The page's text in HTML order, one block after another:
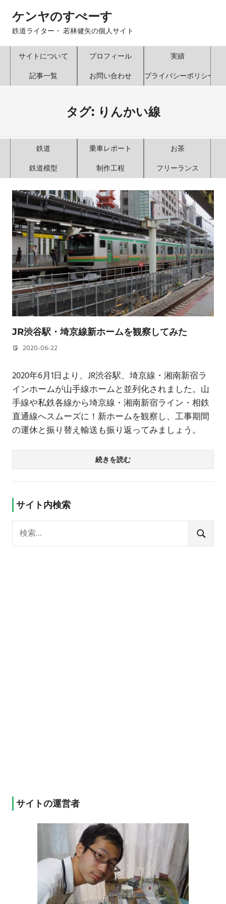
ン
ケンヤのすぺーす
鉄道ライター・ 若林健矢の個人サイト
サイトについて プロフィール
実績
記事一覧
お問い合わせ プライバシーポリシー
タグ: りんかい線
鉄道 乗車レポート
お茶
鉄道模型
制作工程 フリーランス
JR渋谷駅・埼京線新ホームを観察してみた
2020-06-22
2020年6月1日より、JR渋谷駅、埼京線・湘南新宿ラ
インホームが山手線ホームと並列化されました。山
手線や私鉄各線から埼京線・湘南新宿ライン・相鉄
直通線へスムーズに！新ホームを観察し、工事期間
の運休と振り替え輸送も振り返ってみましょう。
続きを読む
サイト内検索
索:
検
索
サイトの運営者